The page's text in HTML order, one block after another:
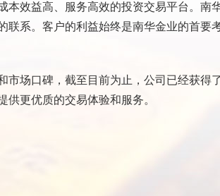
本效益高、服务高效的投资交易平台。南
联系。客户的利益始终是南华金业的首要
市场口碑，截至目前为止，公司已经获得
更优质的交易体验和服务。